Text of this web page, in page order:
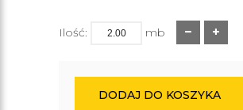
Ilość: mb
DODAJ DO KOSZYKA